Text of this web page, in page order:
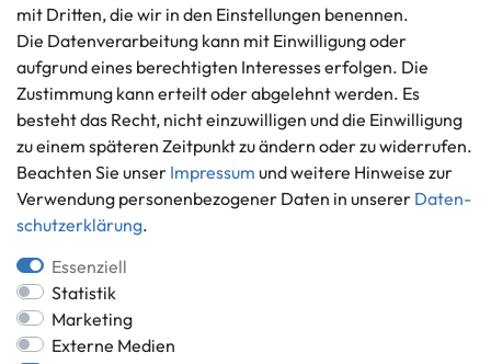
Kontaktformular
Widerrufs­recht
Vertrag widerrufen
Informationen
Über uns
Häufig gestellte Fragen
Zahlung und Versand
Zahlungsmöglichkeiten
mit Dritten, die wir in den Einstellungen benennen.
Die Datenverarbeitung kann mit Einwilligung oder
aufgrund eines berechtigten Interesses erfolgen. Die
Zustimmung kann erteilt oder abgelehnt werden. Es
besteht das Recht, nicht einzuwilligen und die Einwilligung
zu einem späteren Zeitpunkt zu ändern oder zu widerrufen.
Beachten Sie unser Impressum und weitere Hinweise zur
Verwendung personenbezogener Daten in unserer Daten­
schutz­erklärung.
Essenziell
Statistik
Marketing
Externe Medien